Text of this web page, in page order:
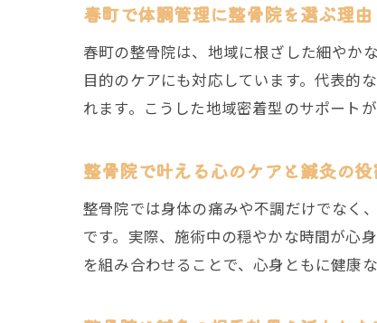
春町で体調管理に整骨院を選ぶ理由
春町の整骨院は、地域に根ざした細やか
目的のケアにも対応しています。代表的
れます。こうした地域密着型のサポート
整骨院で叶える心のケアと鍼灸の役
整骨院では身体の痛みや不調だけでなく
です。実際、施術中の穏やかな時間が心
を組み合わせることで、心身ともに健康